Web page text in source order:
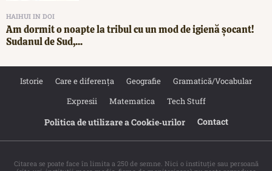
HAIHUI IN DOI
Am dormit o noapte la tribul cu un mod de igienă șocant!
Sudanul de Sud,...
Istorie Care e diferența Geografie
Gramatică/Vocabular
Expresii
Matematica Tech Stuff
Politica de utilizare a Cookie‐urilor Contact
Citarea se poate face în limita a 250 de semne. Nici o instituţie sau persoană